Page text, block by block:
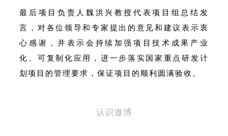
最后项目负责人魏洪兴教授代表项目组总结发
言，对各位领导和专家提出的意见和建议表示衷
心感谢，并表示会持续加强项目技术成果产业
化、可复制化应用，进一步落实国家重点研发计
划项目的管理要求，保证项目的顺利圆满验收。
认识遨博